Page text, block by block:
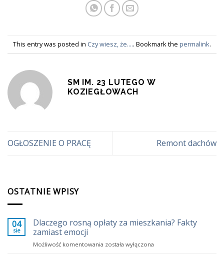
This entry was posted in Czy wiesz, że..... Bookmark the permalink.
SM IM. 23 LUTEGO W
KOZIEGŁOWACH
OGŁOSZENIE O PRACĘ Remont dachów
OSTATNIE WPISY
04
sie
Dlaczego rosną opłaty za mieszkania? Fakty
zamiast emocji
Możliwość komentowania Dlaczego
została wyłączona